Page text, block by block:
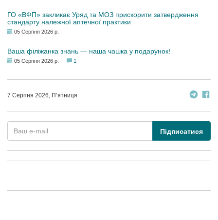
ГО «ВФП» закликає Уряд та МОЗ прискорити затвердження
стандарту належної аптечної практики
05 Серпня 2026 р.
Ваша філіжанка знань — наша чашка у подарунок!
05 Серпня 2026 р. 1
7 Серпня 2026, П’ятниця
Підписатися